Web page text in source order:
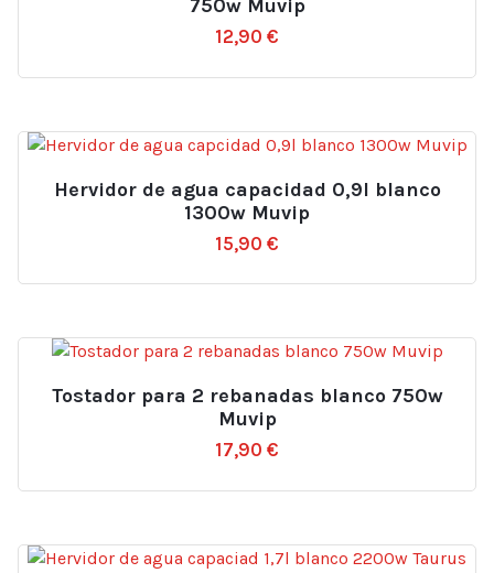
750w Muvip
12,90 €
Hervidor de agua capacidad 0,9l blanco
1300w Muvip
15,90 €
Tostador para 2 rebanadas blanco 750w
Muvip
17,90 €